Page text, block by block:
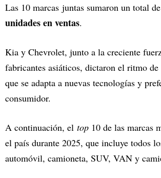
Las 10 marcas juntas sumaron un total de
unidades en ventas.
Kia y Chevrolet, junto a la creciente
fabricantes asiáticos, dictaron el ritmo
que se adapta a nuevas tecnologías y
consumidor.
A continuación, el top 10 de las marcas
el país durante 2025, que incluye todos
automóvil, camioneta, SUV, VAN y